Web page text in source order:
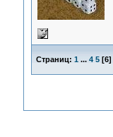
Страниц: 1 ... 4 5[6]